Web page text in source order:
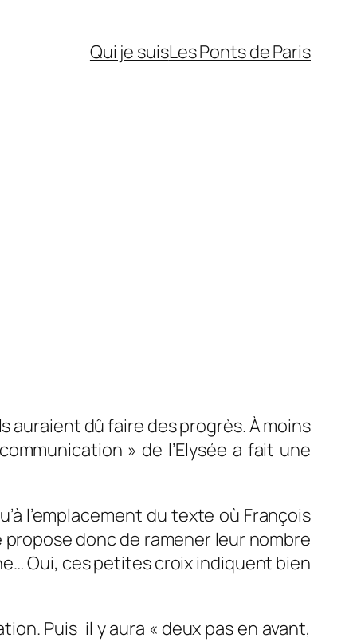
Qui je suisLes Ponts de Paris
auraient dû faire des progrès. À moins
» de l’Elysée a fait une
l’emplacement du texte où François
donc de ramener leur nombre
Oui, ces petites croix indiquent bien
Puis il y aura « deux pas en avant,